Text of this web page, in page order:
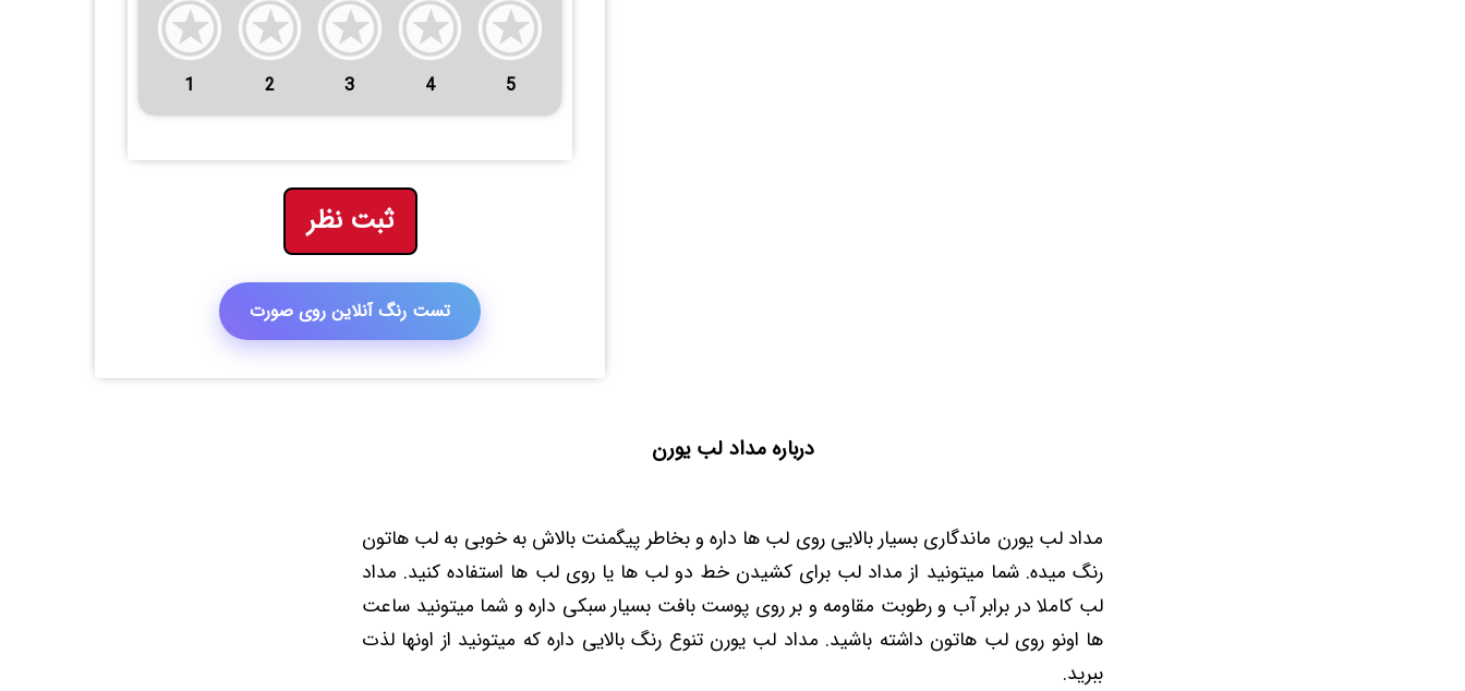
1 2 3 4 5
ثبت نظر
تست رنگ آنلاین روی صورت
درباره مداد لب یورن
مداد لب یورن ماندگاری بسیار بالایی روی لب ها داره و بخاطر پیگمنت بالاش به خوبی به لب هاتون
رنگ میده. شما میتونید از مداد لب برای کشیدن خط دو لب ها یا روی لب ها استفاده کنید. مداد
لب کاملا در برابر آب و رطوبت مقاومه و بر روی پوست بافت بسیار سبکی داره و شما میتونید ساعت
ها اونو روی لب هاتون داشته باشید. مداد لب یورن تنوع رنگ بالایی داره که میتونید از اونها لذت
ببرید.